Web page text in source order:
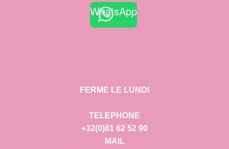
WhatsApp
FERME LE LUNDI
TELEPHONE
+32(0)81 62 52 90
MAIL